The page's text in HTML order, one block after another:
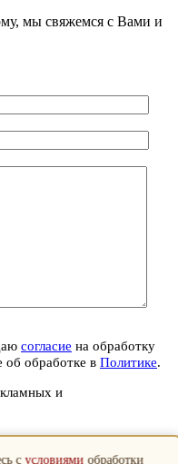
мы свяжемся с Вами и
согласие на обработку
обработке в Политике.
и
Закрыть
сусловиями обработки